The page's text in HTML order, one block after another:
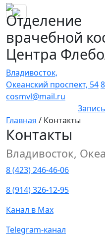
Отделение
врачебной
Центра
Владивосток,
Океанский проспект, 54
cosmvl@mail.ru
Главная / Контакты
Контакты
Владивосток,
8 (423) 246-46-06
8 (914) 326-12-95
Канал в Max
Telegram-канал